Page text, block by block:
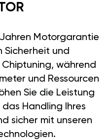
Motorgarantie
Sicherheit und
Chiptuning, während
und Ressourcen
Sie die Leistung
Handling Ihres
sicher mit unseren